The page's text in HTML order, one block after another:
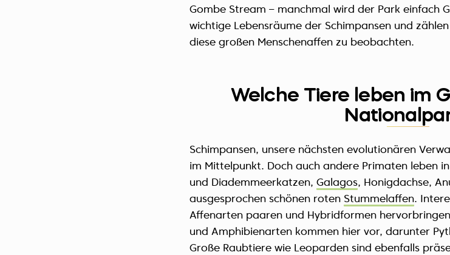
Gombe Stream – manchmal wird der Park einfach
wichtige Lebensräume der Schimpansen und
diese großen Menschenaffen zu beobachten.
Welche Tiere leben im
Schimpansen, unsere nächsten evolutionären
im Mittelpunkt. Doch auch andere Primaten leben
und Diademmeerkatzen, Galagos, Honigdachse,
ausgesprochen schönen roten Stummelaffen.
Affenarten paaren und Hybridformen
und Amphibienarten kommen hier vor, darunter
Große Raubtiere wie Leoparden sind ebenfalls